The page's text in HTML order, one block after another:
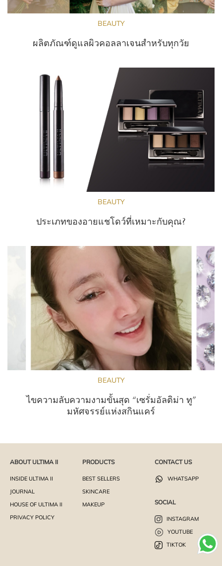
BEAUTY
ผลิตภัณฑ์ดูแลผิวคอลลาเจนสำหรับทุกวัย
BEAUTY
ประเภทของอายแชโดว์ที่เหมาะกับคุณ?
BEAUTY
ไขความลับความงามขั้นสุด “เซรั่มอัลติม่า ทู”
มหัศจรรย์แห่งสกินแคร์
ABOUT ULTIMA II
INSIDE ULTIMA II
JOURNAL
HOUSE OF ULTIMA II
PRIVACY POLICY
PRODUCTS
BEST SELLERS
SKINCARE
MAKEUP
CONTACT US
WHATSAPP
SOCIAL
INSTAGRAM
YOUTUBE
TIKTOK